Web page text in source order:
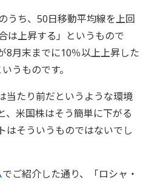
うち、50日移動平均線を上回
は上昇する」というもので
8月末までに10％以上上昇した
うものです。
当たり前だというような環境
、米国株はそう簡単に下がる
はそういうものではないでし
でご紹介した通り、「ロシャ・